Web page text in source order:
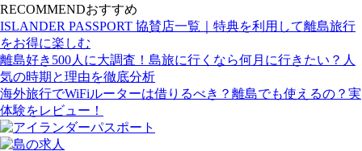
RECOMMENDおすすめ
ISLANDER PASSPORT 協賛店一覧｜特典を利用して離島旅行
をお得に楽しむ
離島好き500人に大調査！島旅に行くなら何月に行きたい？人
気の時期と理由を徹底分析
海外旅行でWiFiルーターは借りるべき？離島でも使えるの？実
体験をレビュー！